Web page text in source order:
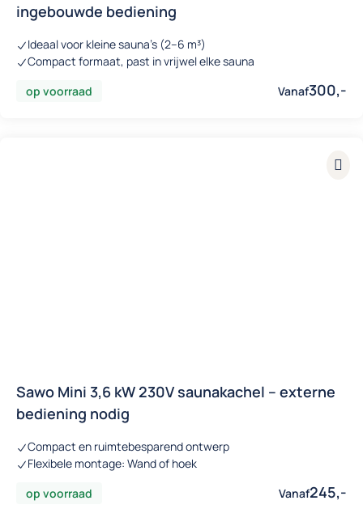
ingebouwde bediening
Ideaal voor kleine sauna’s (2–6 m³)
Compact formaat, past in vrijwel elke sauna
op voorraad
Vanaf300,-
Sawo Mini 3,6 kW 230V saunakachel – externe
bediening nodig
Compact en ruimtebesparend ontwerp
Flexibele montage: Wand of hoek
op voorraad
Vanaf245,-